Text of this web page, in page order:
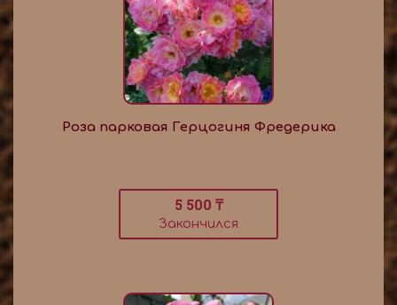
Роза парковая Герцогиня Фредерика
5 500 ₸
Закончился